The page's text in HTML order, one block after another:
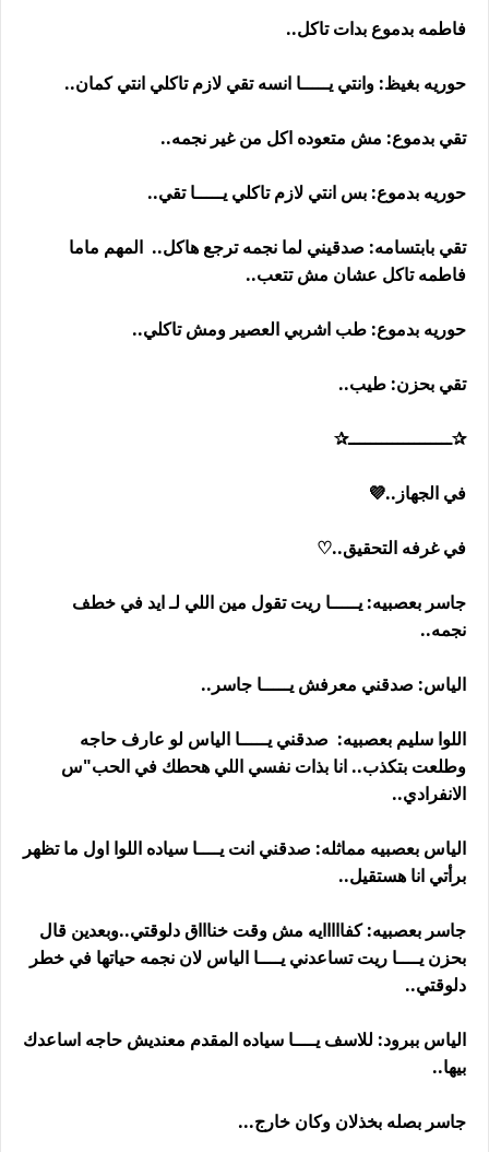
فاطمه بدموع بدات تاكل..
حوريه بغيظ: وانتي يـــــا انسه تقي لازم تاكلي انتي كمان..
تقي بدموع: مش متعوده اكل من غير نجمه..
حوريه بدموع: بس انتي لازم تاكلي يـــــا تقي..
تقي بابتسامه: صدقيني لما نجمه ترجع هاكل.. المهم ماما
فاطمه تاكل عشان مش تتعب..
حوريه بدموع: طب اشربي العصير ومش تاكلي..
تقي بحزن: طيب..
✰ـــــــــــــــــــ✰
في الجهاز..💜
في غرفه التحقيق..♡
جاسر بعصبيه: يـــــا ريت تقول مين اللي لـ ايد في خطف
نجمه..
الياس: صدقني معرفش يـــــا جاسر..
اللوا سليم بعصبيه: صدقني يـــــا الياس لو عارف حاجه
وطلعت بتكذب.. انا بذات نفسي اللي هحطك في الحب"س
الانفرادي..
الياس بعصبيه مماثله: صدقني انت يــــا سياده اللوا اول ما تظهر
برأتي انا هستقيل..
جاسر بعصبيه: كفااااايه مش وقت خناااق دلوقتي..وبعدين قال
بحزن يــــا ريت تساعدني يــــا الياس لان نجمه حياتها في خطر
دلوقتي..
الياس ببرود: للاسف يــــا سياده المقدم معنديش حاجه اساعدك
بيها..
جاسر بصله بخذلان وكان خارج...